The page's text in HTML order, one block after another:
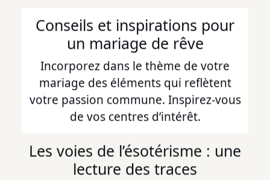
Conseils et inspirations pour
un mariage de rêve
Incorporez dans le thème de votre
mariage des éléments qui reflètent
votre passion commune. Inspirez-vous
de vos centres d’intérêt.
Les voies de l’ésotérisme : une
lecture des traces